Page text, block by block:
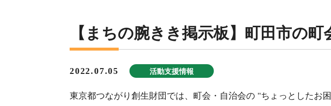
【まちの腕きき掲示板】町田市の
2022.07.05 活動支援情報
東京都つながり創生財団では、町会・自治会の "ちょっとしたお